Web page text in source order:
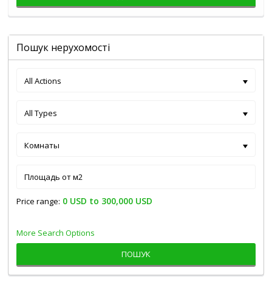
Пошук нерухомості
All Actions
All Types
Комнаты
Price range: 0 USD to 300,000 USD
More Search Options
ПОШУК